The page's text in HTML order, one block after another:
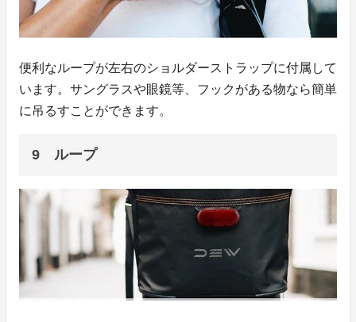
便利なループが左右のショルダーストラップに付属して
います。サングラスや眼鏡等、フックがある物なら簡単
に吊るすことができます。
9 ループ